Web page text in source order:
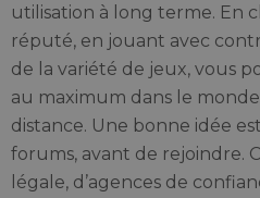
utilisation à long terme. En
réputé, en jouant avec
de la variété de jeux, vous
au maximum dans le
distance. Une bonne idée
forums, avant de rejoindre.
légale, d’agences de